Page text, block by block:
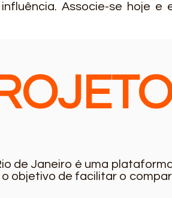
Associe-se hoje e
de Janeiro é uma
objetivo de facilitar o